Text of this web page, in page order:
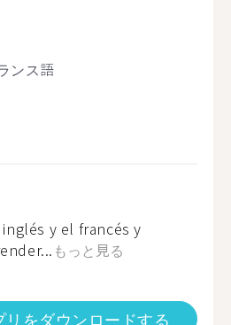
ンス語
y el francés y
もっと見る
リをダウンロードする